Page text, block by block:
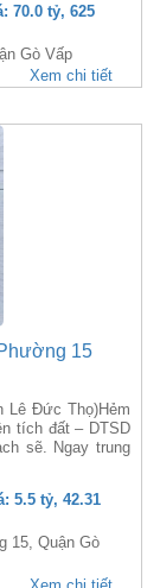
70.0 tỷ, 625
Gò Vấp
Xem chi tiết
15
Lê Đức Thọ)Hẻm
tích đất – DTSD
sẽ. Ngay trung
5.5 tỷ, 42.31
15, Quận Gò